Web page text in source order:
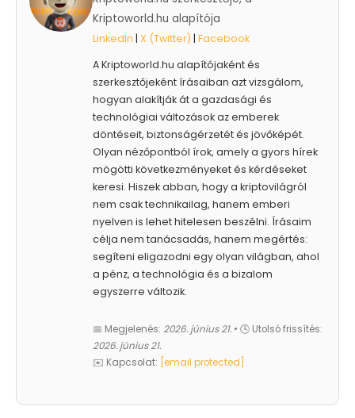
Kriptoworld.hu alapítója
LinkedIn | X (Twitter) | Facebook
A Kriptoworld.hu alapítójaként és
szerkesztőjeként írásaiban azt vizsgálom,
hogyan alakítják át a gazdasági és
technológiai változások az emberek
döntéseit, biztonságérzetét és jövőképét.
Olyan nézőpontból írok, amely a gyors hírek
mögötti következményeket és kérdéseket
keresi. Hiszek abban, hogy a kriptovilágról
nem csak technikailag, hanem emberi
nyelven is lehet hitelesen beszélni. Írásaim
célja nem tanácsadás, hanem megértés:
segíteni eligazodni egy olyan világban, ahol
a pénz, a technológia és a bizalom
egyszerre változik.
📅 Megjelenés: 2026. június 21. • 🕓 Utolsó frissítés:
2026. június 21.
✉️ Kapcsolat:
[email protected]